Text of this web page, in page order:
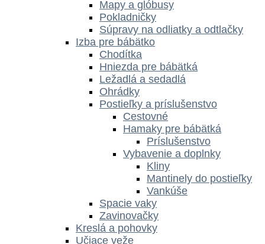
Mapy a glóbusy
Pokladničky
Súpravy na odliatky a odtlačky
Izba pre bábätko
Chodítka
Hniezda pre bábätká
Ležadlá a sedadlá
Ohrádky
Postieľky a príslušenstvo
Cestovné
Hamaky pre bábätká
Príslušenstvo
Vybavenie a doplnky
Kliny
Mantinely do postieľky
Vankúše
Spacie vaky
Zavinovačky
Kreslá a pohovky
Učiace veže